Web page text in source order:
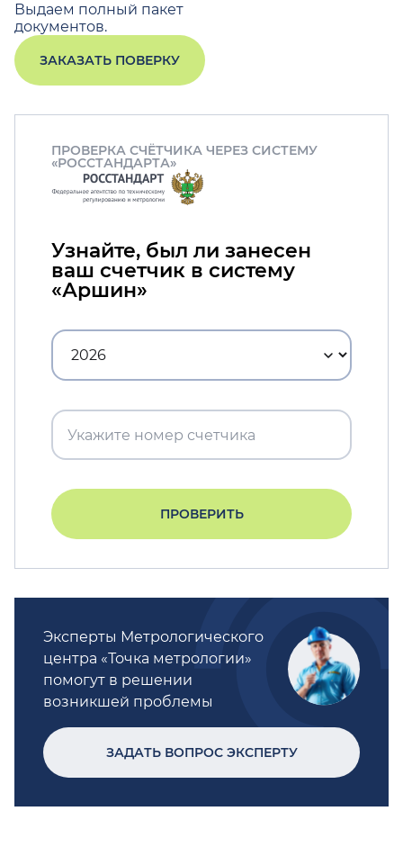
Выдаем полный пакет
документов.
ЗАКАЗАТЬ ПОВЕРКУ
ПРОВЕРКА СЧЁТЧИКА ЧЕРЕЗ СИСТЕМУ
«РОССТАНДАРТА»
Узнайте, был ли занесен
ваш счетчик в систему
«Аршин»
ПРОВЕРИТЬ
Эксперты Метрологического
центра «Точка метрологии»
помогут в решении
возникшей проблемы
ЗАДАТЬ ВОПРОС ЭКСПЕРТУ